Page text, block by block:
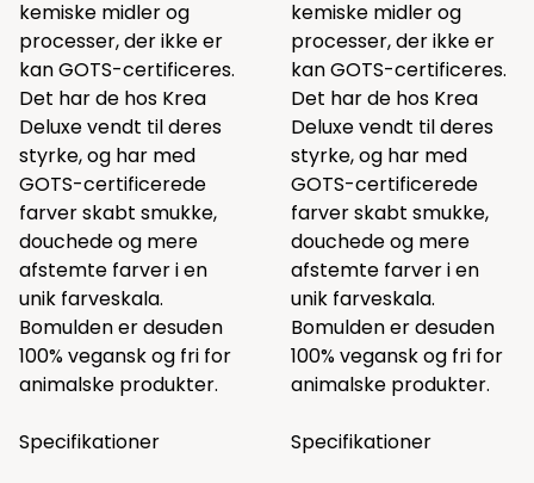
kemiske midler og
processer, der ikke er
kan GOTS-certificeres.
Det har de hos Krea
Deluxe vendt til deres
styrke, og har med
GOTS-certificerede
farver skabt smukke,
douchede og mere
afstemte farver i en
unik farveskala.
Bomulden er desuden
100% vegansk og fri for
animalske produkter.
Specifikationer
kemiske midler og
processer, der ikke er
kan GOTS-certificeres.
Det har de hos Krea
Deluxe vendt til deres
styrke, og har med
GOTS-certificerede
farver skabt smukke,
douchede og mere
afstemte farver i en
unik farveskala.
Bomulden er desuden
100% vegansk og fri for
animalske produkter.
Specifikationer